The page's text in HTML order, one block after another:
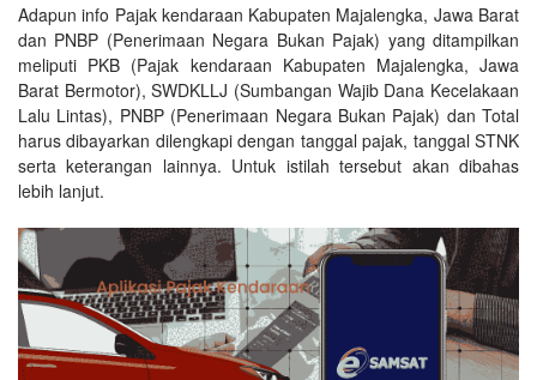
Adapun info Pajak kendaraan Kabupaten Majalengka, Jawa Barat
dan PNBP (Penerimaan Negara Bukan Pajak) yang ditampilkan
meliputi PKB (Pajak kendaraan Kabupaten Majalengka, Jawa
Barat Bermotor), SWDKLLJ (Sumbangan Wajib Dana Kecelakaan
Lalu Lintas), PNBP (Penerimaan Negara Bukan Pajak) dan Total
harus dibayarkan dilengkapi dengan tanggal pajak, tanggal STNK
serta keterangan lainnya. Untuk istilah tersebut akan dibahas
lebih lanjut.